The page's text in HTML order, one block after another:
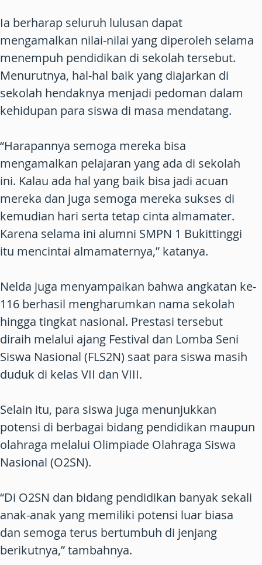
Ia berharap seluruh lulusan dapat
mengamalkan nilai-nilai yang diperoleh selama
menempuh pendidikan di sekolah tersebut.
Menurutnya, hal-hal baik yang diajarkan di
sekolah hendaknya menjadi pedoman dalam
kehidupan para siswa di masa mendatang.
“Harapannya semoga mereka bisa
mengamalkan pelajaran yang ada di sekolah
ini. Kalau ada hal yang baik bisa jadi acuan
mereka dan juga semoga mereka sukses di
kemudian hari serta tetap cinta almamater.
Karena selama ini alumni SMPN 1 Bukittinggi
itu mencintai almamaternya,” katanya.
Nelda juga menyampaikan bahwa angkatan ke-
116 berhasil mengharumkan nama sekolah
hingga tingkat nasional. Prestasi tersebut
diraih melalui ajang Festival dan Lomba Seni
Siswa Nasional (FLS2N) saat para siswa masih
duduk di kelas VII dan VIII.
Selain itu, para siswa juga menunjukkan
potensi di berbagai bidang pendidikan maupun
olahraga melalui Olimpiade Olahraga Siswa
Nasional (O2SN).
“Di O2SN dan bidang pendidikan banyak sekali
anak-anak yang memiliki potensi luar biasa
dan semoga terus bertumbuh di jenjang
berikutnya,” tambahnya.